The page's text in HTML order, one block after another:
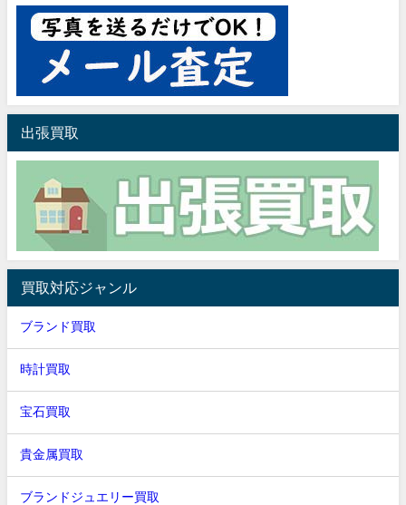
出張買取
買取対応ジャンル
ブランド買取
時計買取
宝石買取
貴金属買取
ブランドジュエリー買取